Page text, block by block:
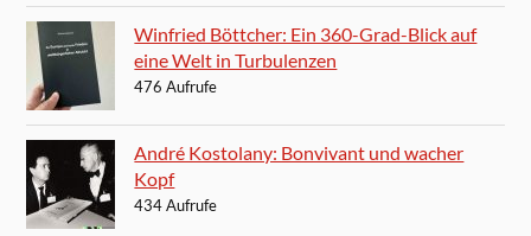
Winfried Böttcher: Ein 360-Grad-Blick auf
eine Welt in Turbulenzen
476 Aufrufe
André Kostolany: Bonvivant und wacher
Kopf
434 Aufrufe